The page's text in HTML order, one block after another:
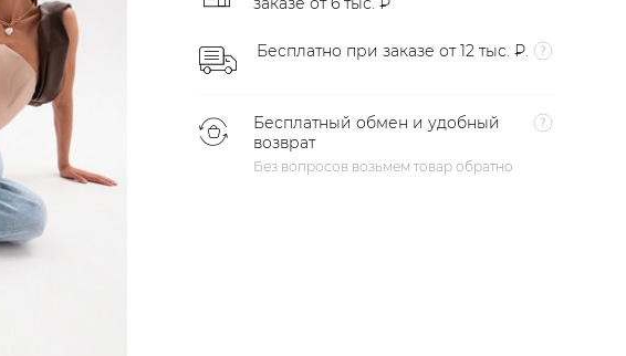
Бесплатно при заказе от 12 тыс. ₽.
Бесплатный обмен и удобный
возврат
Без вопросов возьмем товар обратно